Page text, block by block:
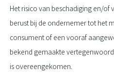
Het risico van beschadiging en/of
berust bij de ondernemer tot het
consument of een vooraf
bekend gemaakte
is overeengekomen.